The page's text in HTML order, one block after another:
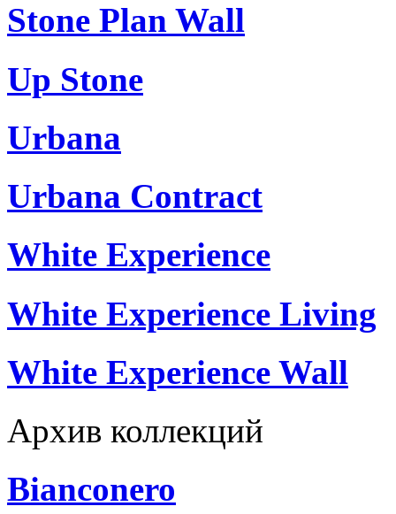
Stone Plan Wall
Up Stone
Urbana
Urbana Contract
White Experience
White Experience Living
White Experience Wall
Архив коллекций
Bianconero